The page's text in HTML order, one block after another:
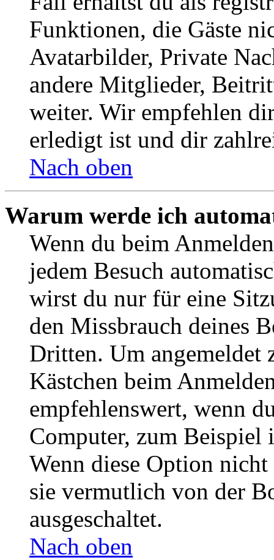
Funktionen, die Gäste
Avatarbilder, Private
andere Mitglieder,
weiter. Wir empfehlen
erledigt ist und dir
Nach oben
Warum werde ich
Wenn du beim
jedem Besuch
wirst du nur für eine
den Missbrauch deines
Dritten. Um angemeldet
Kästchen beim
empfehlenswert, wenn
Computer, zum Beispiel
Wenn diese Option
sie vermutlich von der
ausgeschaltet.
Nach oben